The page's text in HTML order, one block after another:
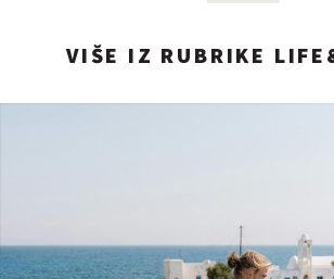
VIŠE IZ RUBRIKE